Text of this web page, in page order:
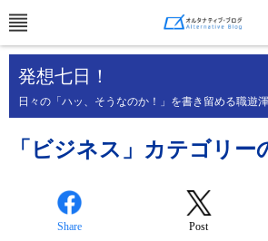
発想七日！
日々の「ハッ、そうなのか！」を書き留める職遊
「ビジネス」カテゴリー
Share Post